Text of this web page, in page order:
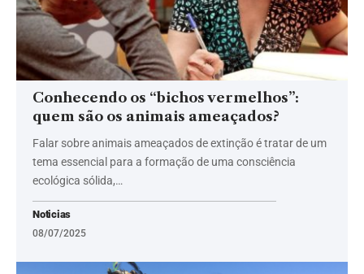
Conhecendo os “bichos vermelhos”:
quem são os animais ameaçados?
Falar sobre animais ameaçados de extinção é tratar de um
tema essencial para a formação de uma consciência
ecológica sólida,…
Noticias
08/07/2025